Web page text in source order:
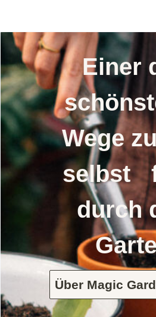
Einer
Wege
selbst
durch
Über Magic